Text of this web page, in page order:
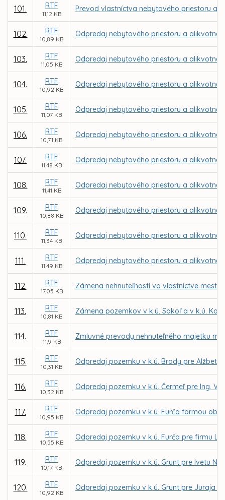
101. RTF
11,12 KB
Prevod vlastníctva nebytového priestoru a
102. RTF
10,89 KB
Odpredaj nebytového priestoru a alikvotnej
103. RTF
11,05 KB
Odpredaj nebytového priestoru a alikvotnej
104. RTF
10,92 KB
Odpredaj nebytového priestoru a alikvotnej
105. RTF
11,07 KB
Odpredaj nebytového priestoru a alikvotnej
106. RTF
10,71 KB
Odpredaj nebytového priestoru a alikvotnej
107. RTF
11,48 KB
Odpredaj nebytového priestoru a alikvotnej
108. RTF
11,41 KB
Odpredaj nebytového priestoru a alikvotnej
109. RTF
10,88 KB
Odpredaj nebytového priestoru a alikvotnej
110. RTF
11,34 KB
Odpredaj nebytového priestoru a alikvotnej
111. RTF
11,49 KB
Odpredaj nebytového priestoru a alikvotnej
112. RTF
17,05 KB
Zámena nehnuteľností vo vlastníctve mesta
113. RTF
10,81 KB
Zámena pozemkov v k.ú. Sokoľ a v k.ú.
114. RTF
11,9 KB
Zmluvné prevody nehnuteľného majetku
115. RTF
10,31 KB
Odpredaj pozemku v k.ú. Brody pre Alžbetu
116. RTF
10,32 KB
Odpredaj pozemku v k.ú. Čermeľ pre Ing.
117. RTF
10,95 KB
Odpredaj pozemku v k.ú. Furča formou
118. RTF
10,55 KB
Odpredaj pozemku v k.ú. Furča pre firmu
119. RTF
10,17 KB
Odpredaj pozemku v k.ú. Grunt pre Ivetu
120. RTF
10,92 KB
Odpredaj pozemku v k.ú. Grunt pre Juraja